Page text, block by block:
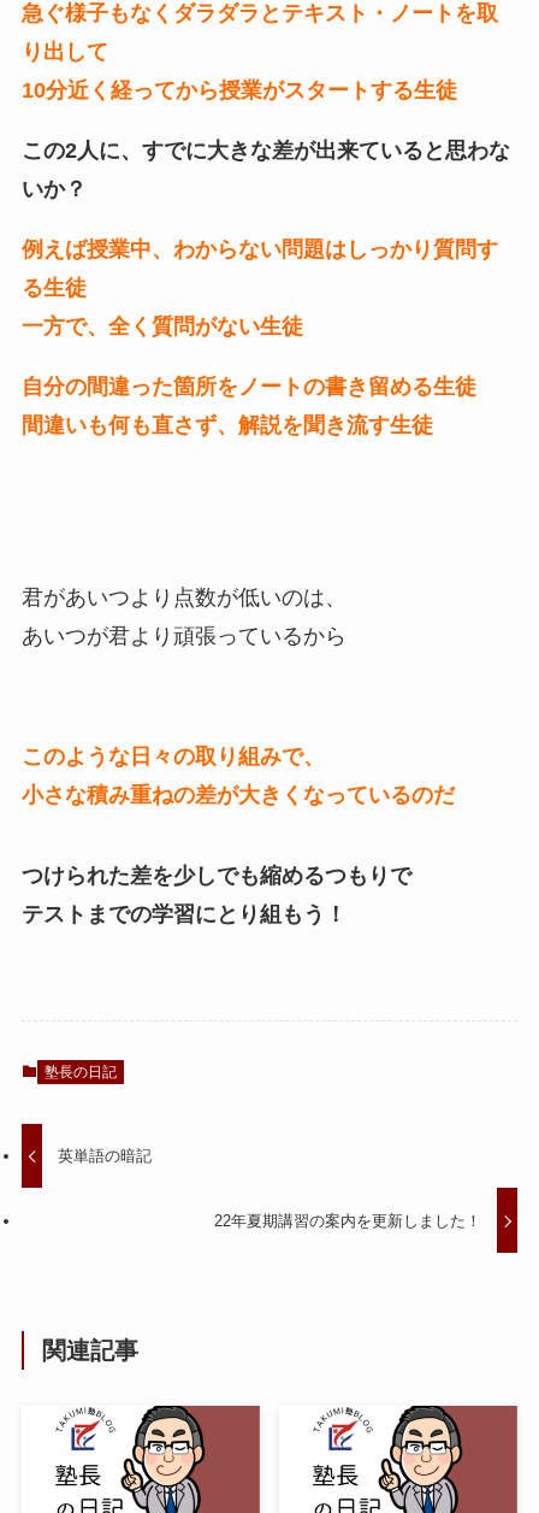
急ぐ様子もなくダラダラとテキスト・ノートを取
り出して
10分近く経ってから授業がスタートする生徒
この2人に、すでに大きな差が出来ていると思わな
いか？
例えば授業中、わからない問題はしっかり質問す
る生徒
一方で、全く質問がない生徒
自分の間違った箇所をノートの書き留める生徒
間違いも何も直さず、解説を聞き流す生徒
君があいつより点数が低いのは、
あいつが君より頑張っているから
このような日々の取り組みで、
小さな積み重ねの差が大きくなっているのだ
つけられた差を少しでも縮めるつもりで
テストまでの学習にとり組もう！
塾長の日記
英単語の暗記
22年夏期講習の案内を更新しました！
関連記事